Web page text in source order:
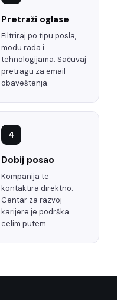
Pretraži oglase
Filtriraj po tipu posla,
modu rada i
tehnologijama. Sačuvaj
pretragu za email
obaveštenja.
4
Dobij posao
Kompanija te
kontaktira direktno.
Centar za razvoj
karijere je podrška
celim putem.